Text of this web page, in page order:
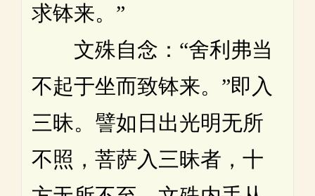
求钵来。”
文殊自念：“舍利弗当
不起于坐而致钵来。”即入
三昧。譬如日出光明无所
不照，菩萨入三昧者，十